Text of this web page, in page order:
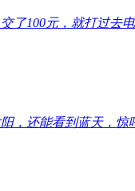
了100元，就打过去
，还能看到蓝天，惊